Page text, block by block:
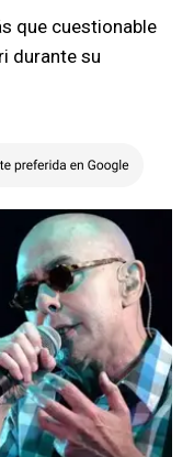
que cuestionable
durante su